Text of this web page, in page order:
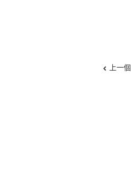
上一個